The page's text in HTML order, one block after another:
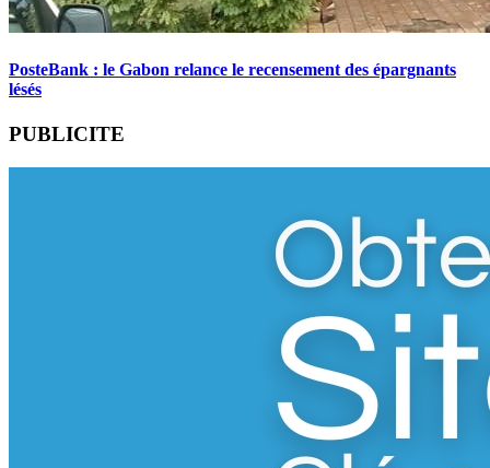
PosteBank : le Gabon relance le recensement des épargnants
lésés
PUBLICITE